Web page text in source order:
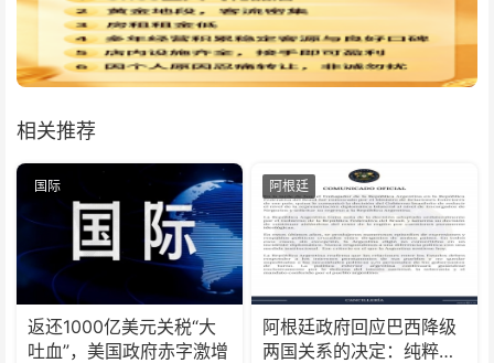
相关推荐
国际
返还1000亿美元关税“大
吐血”，美国政府赤字激增
阿根廷
阿根廷政府回应巴西降级
两国关系的决定：纯粹意